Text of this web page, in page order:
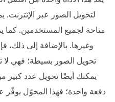
لتحويل الصور عبر الإنترنت.
متاحة لجميع المستخدمين.
تحويل الصور بسيطة؛ فهي
دفعة واحدة؛ فهذا المحوّل يوفّر